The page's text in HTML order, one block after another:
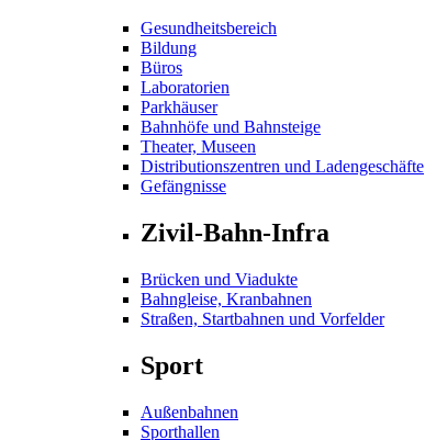
Gesundheitsbereich
Bildung
Büros
Laboratorien
Parkhäuser
Bahnhöfe und Bahnsteige
Theater, Museen
Distributionszentren und Ladengeschäfte
Gefängnisse
Zivil-Bahn-Infra
Brücken und Viadukte
Bahngleise, Kranbahnen
Straßen, Startbahnen und Vorfelder
Sport
Außenbahnen
Sporthallen